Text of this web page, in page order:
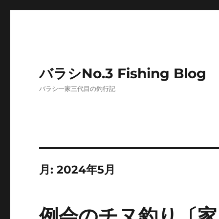
バラシNo.3 Fishing Blog
バラシ一家三代目の釣行記
月:2024年5月